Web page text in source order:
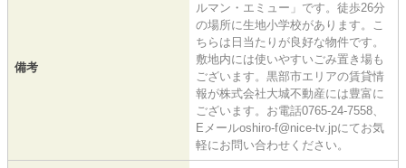
備考
ルマン・エミュー」です。徒歩26分
の場所に生地小学校があります。こ
ちらは日当たりが良好な物件です。
敷地内には使いやすいごみ置き場も
ございます。黒部市エリアの賃貸情
報が株式会社大城不動産には豊富に
ございます。お電話0765-24-7558、
Eメールoshiro-f@nice-tv.jpにてお気
軽にお問い合わせください。